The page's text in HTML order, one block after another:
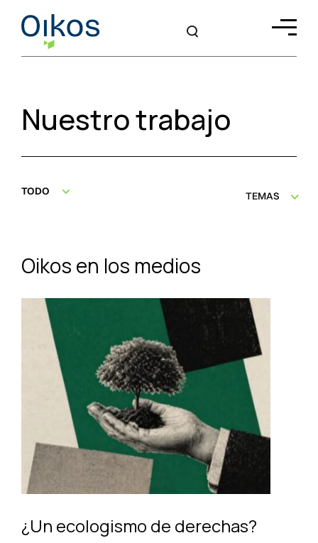
Nuestro trabajo
TODO TEMAS
Oikos en los medios
¿Un ecologismo de derechas?